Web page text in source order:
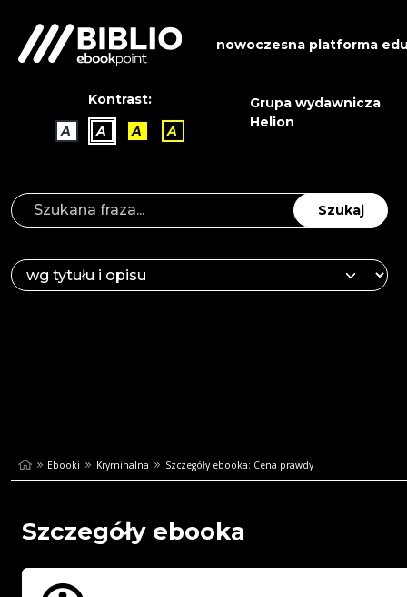
nowoczesna platforma
Kontrast:
A
A A A
Grupa wydawnicza
Helion
Szukaj
Ebooki Kryminalna Szczegóły ebooka: Cena prawdy
Szczegóły ebooka